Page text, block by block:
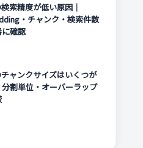
索精度が低い原因｜
・チャンク・検索件数
確認
チャンクサイズはいくつが
割単位・オーバーラップ